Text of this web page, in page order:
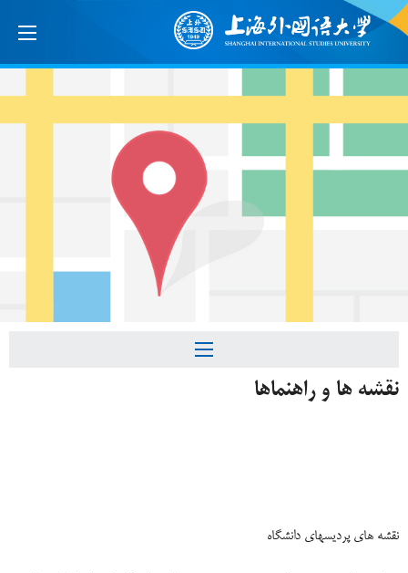
نقشه ها و راهنماها
نقشه های پردیسهای دانشگاه